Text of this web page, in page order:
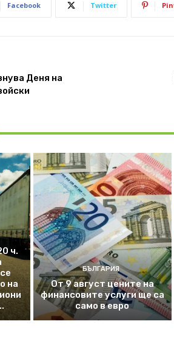
Facebook Twitter
Деня на
ч.
на
БЪЛГАРИЯ
От 9 август цените на
финансовите услуги ще са
само в евро